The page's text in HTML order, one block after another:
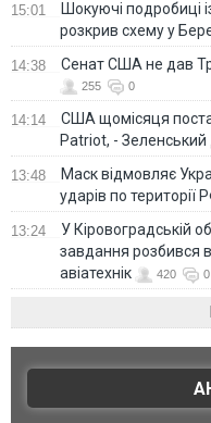
15:01
Шокуючі подробиці
розкрив схему у
14:38 Сенат США не дав
255 0
14:14
США щомісяця
Patriot, - Зеленський
13:48
Маск відмовляє
ударів по території
13:24
У Кіровоградській
завдання розбився
авіатехнік
420 0